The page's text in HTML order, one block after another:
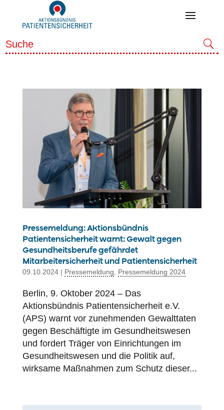
Pressemeldung: Aktionsbündnis
Patientensicherheit warnt: Gewalt gegen
Gesundheitsberufe gefährdet
Mitarbeitersicherheit und Patientensicherheit
09.10.2024| Pressemeldung, Pressemeldung 2024
Berlin, 9. Oktober 2024 – Das
Aktionsbündnis Patientensicherheit e.V.
(APS) warnt vor zunehmenden Gewalttaten
gegen Beschäftigte im Gesundheitswesen
und fordert Träger von Einrichtungen im
Gesundheitswesen und die Politik auf,
wirksame Maßnahmen zum Schutz dieser...